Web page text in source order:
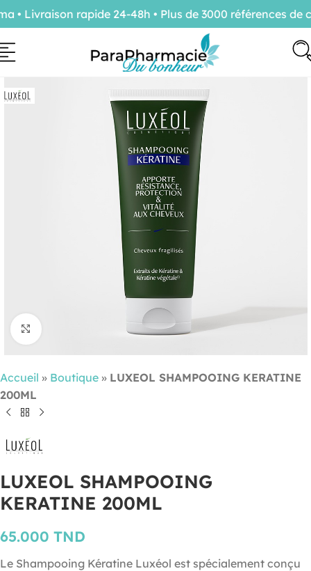
Cliquez pour agrandir
Accueil » Boutique » LUXEOL SHAMPOOING KERATINE
200ML
LUXEOL SHAMPOOING
KERATINE 200ML
65.000 TND
Le Shampooing Kératine Luxéol est spécialement conçu
Livraison rapide 24-48h • Plus de 3000 références de